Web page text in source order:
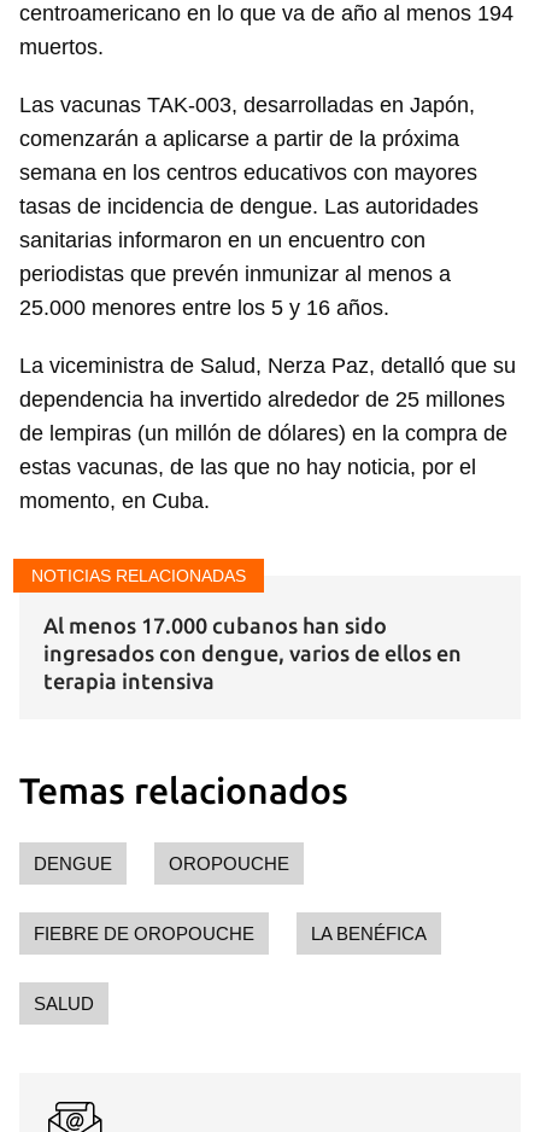
centroamericano en lo que va de año al menos 194
muertos.
Las vacunas TAK-003, desarrolladas en Japón,
comenzarán a aplicarse a partir de la próxima
semana en los centros educativos con mayores
tasas de incidencia de dengue. Las autoridades
sanitarias informaron en un encuentro con
periodistas que prevén inmunizar al menos a
25.000 menores entre los 5 y 16 años.
La viceministra de Salud, Nerza Paz, detalló que su
dependencia ha invertido alrededor de 25 millones
de lempiras (un millón de dólares) en la compra de
estas vacunas, de las que no hay noticia, por el
momento, en Cuba.
NOTICIAS RELACIONADAS
Al menos 17.000 cubanos han sido
ingresados con dengue, varios de ellos en
terapia intensiva
Temas relacionados
DENGUE OROPOUCHE
FIEBRE DE OROPOUCHE LA BENÉFICA
SALUD